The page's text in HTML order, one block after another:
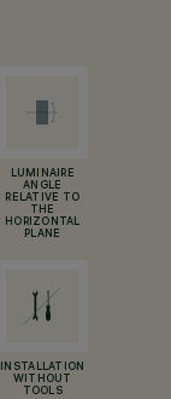
LUMINAIRE
ANGLE
RELATIVE TO
THE
HORIZONTAL
PLANE
INSTALLATION
WITHOUT
TOOLS